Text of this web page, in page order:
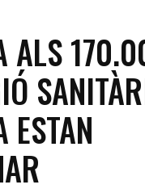
ALS
ESTAN